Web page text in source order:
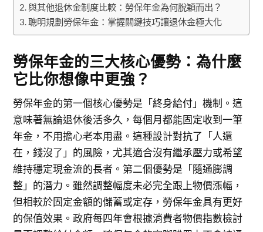
與其他退休金制度比較：勞保年金為何脫穎而出？
聰明規劃勞保年金：掌握關鍵技巧讓退休金極大化
勞保年金的三大核心優勢：為什麼
它比你想像中更強？
勞保年金的第一個核心優勢是「終身給付」機制。這
意味著無論退休後活多久，每個月都能固定收到一筆
年金，不用擔心老本用盡。這種設計對抗了「人還
在，錢沒了」的風險，尤其適合沒有繼承壓力或希望
維持穩定現金流的長者。第二個優勢是「隨通膨調
整」的潛力。雖然調整幅度未必完全跟上物價漲幅，
但相較於固定金額的儲蓄或定存，勞保年金具有更好
的保值效果。政府每四年會根據消費者物價指數檢討